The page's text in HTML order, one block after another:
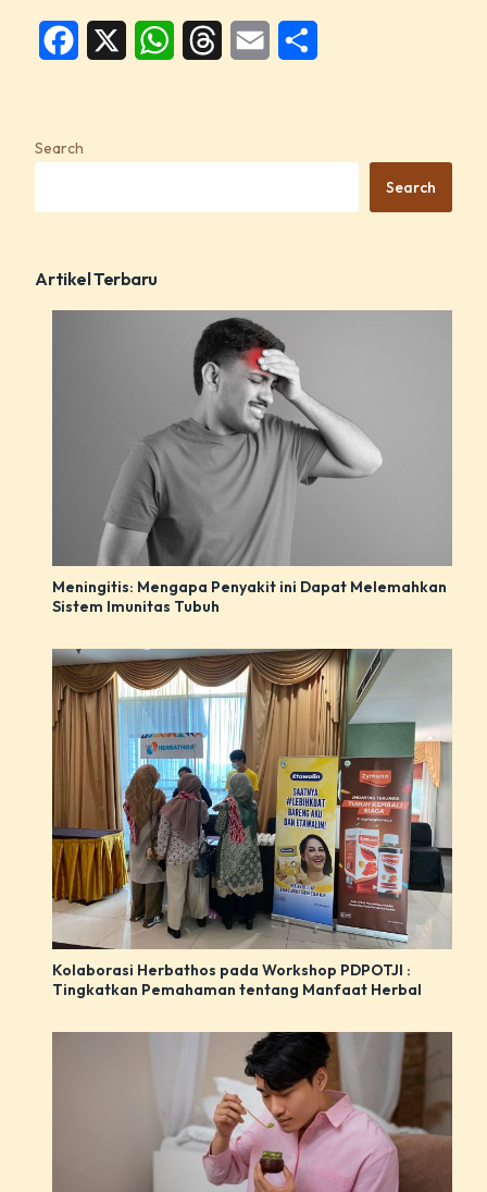
Facebook WhatsApp
Threads Email
Search
Search
Artikel Terbaru
Meningitis: Mengapa Penyakit ini Dapat Melemahkan
Sistem Imunitas Tubuh
Kolaborasi Herbathos pada Workshop PDPOTJI :
Tingkatkan Pemahaman tentang Manfaat Herbal